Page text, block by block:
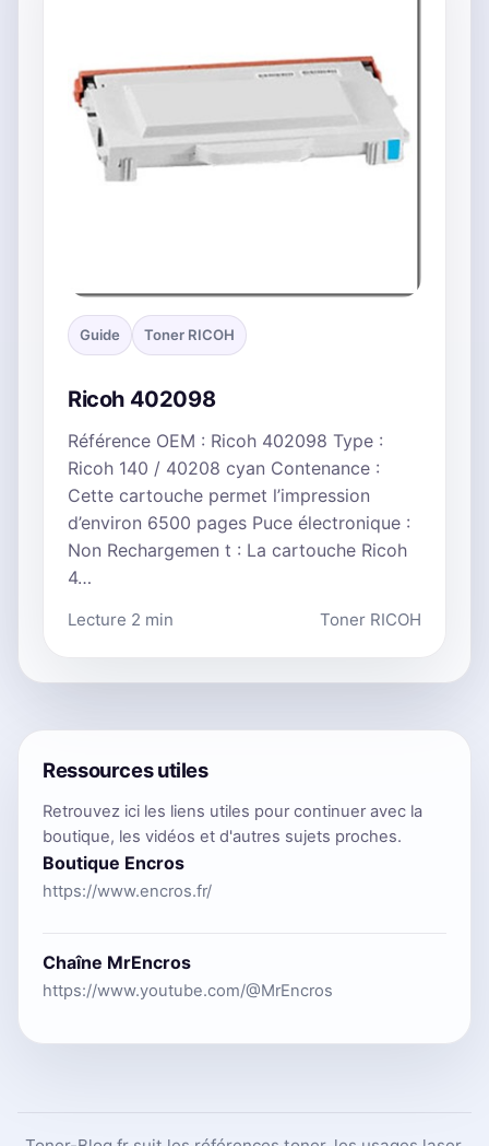
Guide Toner RICOH
Ricoh 402098
Référence OEM : Ricoh 402098 Type :
Ricoh 140 / 40208 cyan Contenance :
Cette cartouche permet l’impression
d’environ 6500 pages Puce électronique :
Non Rechargemen t : La cartouche Ricoh
4…
Lecture 2 min Toner RICOH
Ressources utiles
Retrouvez ici les liens utiles pour continuer avec la
boutique, les vidéos et d'autres sujets proches.
Boutique Encros
https://www.encros.fr/
Chaîne MrEncros
https://www.youtube.com/@MrEncros